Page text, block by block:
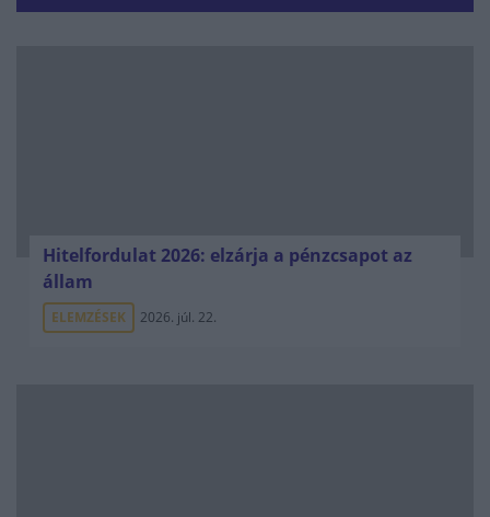
Hitelfordulat 2026: elzárja a pénzcsapot az
állam
ELEMZÉSEK 2026. júl. 22.